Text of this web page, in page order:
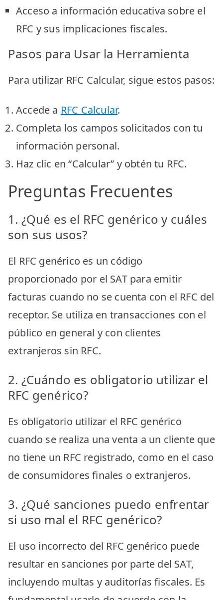
Acceso a información educativa sobre el
RFC y sus implicaciones fiscales.
Pasos para Usar la Herramienta
Para utilizar RFC Calcular, sigue estos pasos:
Accede a RFC Calcular.
Completa los campos solicitados con tu
información personal.
Haz clic en “Calcular” y obtén tu RFC.
Preguntas Frecuentes
1. ¿Qué es el RFC genérico y cuáles
son sus usos?
El RFC genérico es un código
proporcionado por el SAT para emitir
facturas cuando no se cuenta con el RFC del
receptor. Se utiliza en transacciones con el
público en general y con clientes
extranjeros sin RFC.
2. ¿Cuándo es obligatorio utilizar el
RFC genérico?
Es obligatorio utilizar el RFC genérico
cuando se realiza una venta a un cliente que
no tiene un RFC registrado, como en el caso
de consumidores finales o extranjeros.
3. ¿Qué sanciones puedo enfrentar
si uso mal el RFC genérico?
El uso incorrecto del RFC genérico puede
resultar en sanciones por parte del SAT,
incluyendo multas y auditorías fiscales. Es